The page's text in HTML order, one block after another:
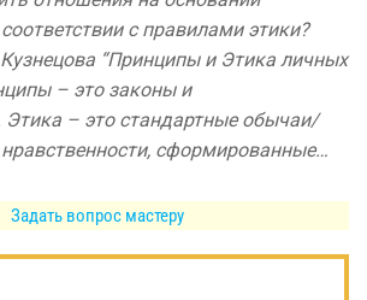
с правилами этики?
“Принципы и Этика личных
– это законы и
Этика – это стандартные обычаи/
сформированные…
Задать вопрос мастеру